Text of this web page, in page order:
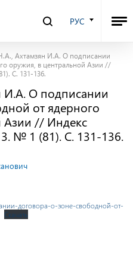
РУС
Ахтамзян И.А. О подписании
оружия, в центральной Азии //
С. 131-136.
И.А. О подписании
от ядерного
Азии // Индекс
№ 1 (81). С. 131-136.
договора-о-зоне-свободной-от-
Скачать